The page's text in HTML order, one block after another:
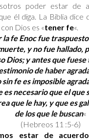
poder estar de
él diga. La Biblia dice
Dios es «tener fe«.
la fe Enoc fue
y no fue hallado,
Dios; y antes que
de haber
sin fe es imposible
es necesario que el que
que le hay, y que es
de los que le buscan«
(Hebreos 11 :5-6)
estar de